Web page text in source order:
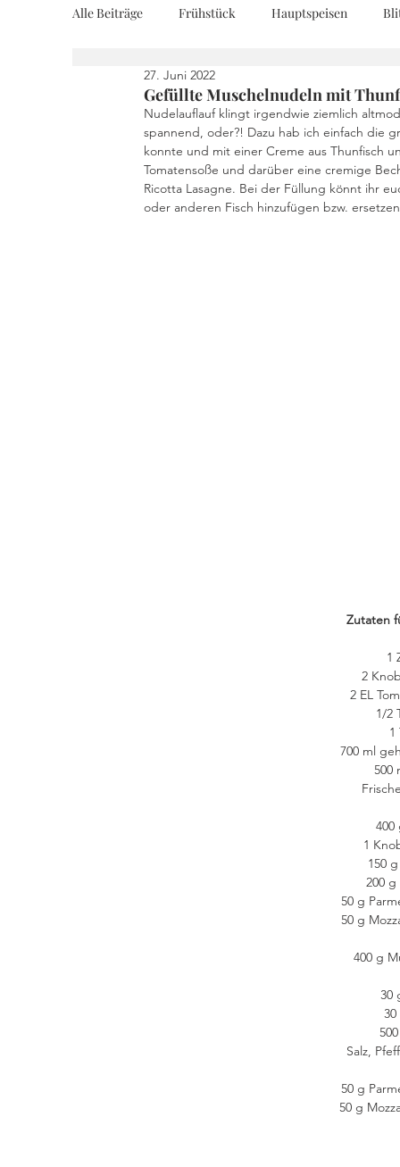
Alle Beiträge Frühstück Hauptspeisen
Kuchen und Desserts
Drinks Fingerfood Geschenke aus der
Gefüllte Muschelnudeln mit
27. Juni 2022
Nudelauflauf klingt irgendwie ziemlich
spannend, oder?! Dazu hab ich einfach die
konnte und mit einer Creme aus Thunfisch
Tomatensoße und darüber eine cremige
Ricotta Lasagne. Bei der Füllung könnt ihr
oder anderen Fisch hinzufügen bzw.
Zutaten
1
2
2 EL
1/2
1
700 ml
500
1
150
200
50 g
50 g
400 g
30
Salz,
50 g
50 g